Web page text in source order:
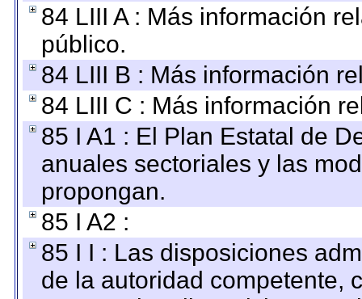
84 LIII A : Más información
público.
84 LIII B : Más información
84 LIII C : Más información
85 I A1 : El Plan Estatal de
anuales sectoriales y las
propongan.
85 I A2 :
85 I I : Las disposiciones
de la autoridad competente,